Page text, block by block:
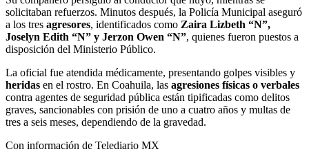
solicitaban refuerzos. Minutos después, la Policía Municipal aseguró
a los tres agresores, identificados como Zaira Lizbeth “N”,
Joselyn Edith “N” y Jerzon Owen “N”, quienes fueron puestos a
disposición del Ministerio Público.
La oficial fue atendida médicamente, presentando golpes visibles y
heridas en el rostro. En Coahuila, las agresiones físicas o verbales
contra agentes de seguridad pública están tipificadas como delitos
graves, sancionables con prisión de uno a cuatro años y multas de
tres a seis meses, dependiendo de la gravedad.
Con información de Telediario MX